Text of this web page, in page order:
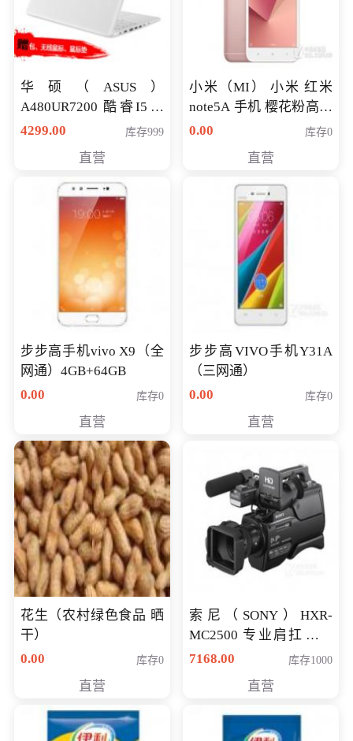
华硕（ASUS）
A480UR7200 酷睿I5超
薄学生办公游戏独显笔
NV930-2G独
4299.00 库存999
直营
小米（MI） 小米 红米
note5A 手机 樱花粉高配
版 全网通(3G+32G)
0.00 库存0
直营
步步高手机vivo X9（全
网通）4GB+64GB
0.00
库存0
直营
步步高VIVO手机Y31A
（三网通）
0.00
库存0
直营
花生（农村绿色食品 晒
干）
0.00
库存0
直营
索尼（SONY）HXR-
MC2500 专业肩扛式存
储卡全高清摄录一体机
清入门级摄像机
7168.00 库存1000
直营